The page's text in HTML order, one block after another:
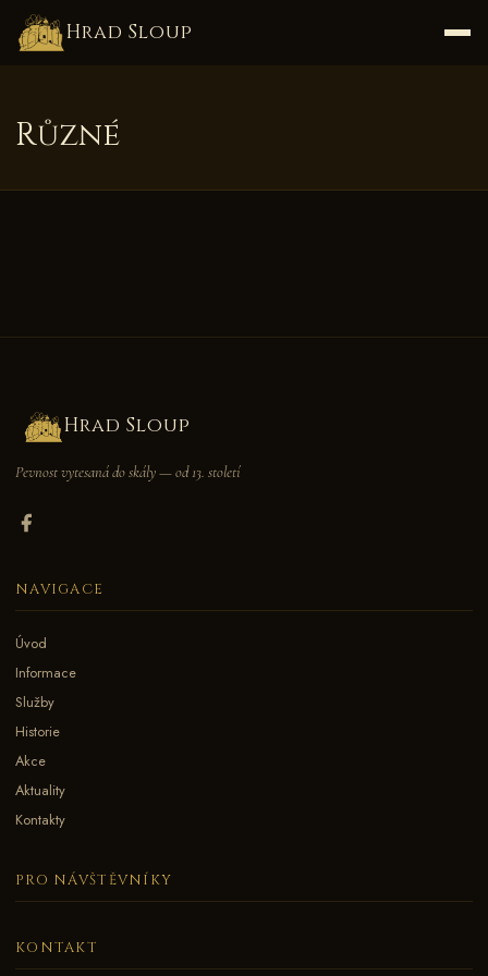
Hrad Sloup
Různé
Hrad Sloup
Pevnost vytesaná do skály — od 13. století
NAVIGACE
Úvod
Informace
Služby
Historie
Akce
Aktuality
Kontakty
PRO NÁVŠTĚVNÍKY
KONTAKT